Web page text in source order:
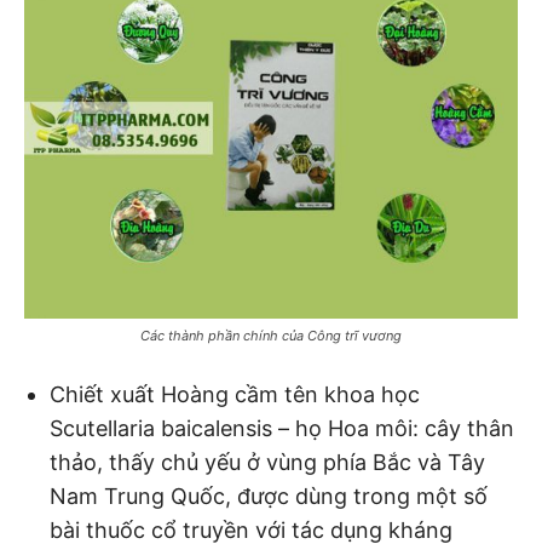
Các thành phần chính của Công trĩ vương
Chiết xuất Hoàng cầm tên khoa học
Scutellaria baicalensis – họ Hoa môi: cây thân
thảo, thấy chủ yếu ở vùng phía Bắc và Tây
Nam Trung Quốc, được dùng trong một số
bài thuốc cổ truyền với tác dụng kháng